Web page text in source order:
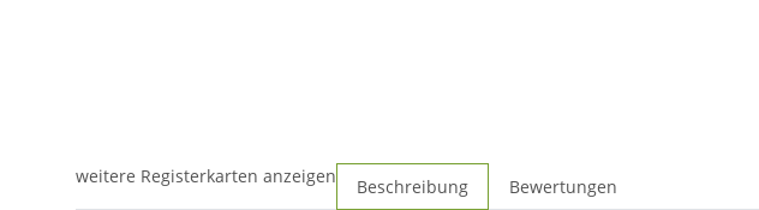
weitere Registerkarten anzeigen Beschreibung
Bewertungen